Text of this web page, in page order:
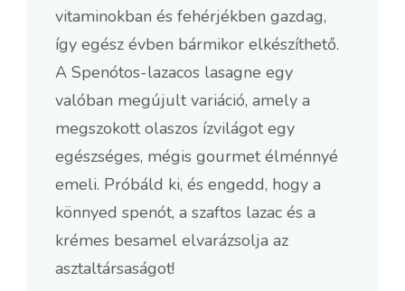
vitaminokban és fehérjékben gazdag,
így egész évben bármikor elkészíthető.
A Spenótos-lazacos lasagne egy
valóban megújult variáció, amely a
megszokott olaszos ízvilágot egy
egészséges, mégis gourmet élménnyé
emeli. Próbáld ki, és engedd, hogy a
könnyed spenót, a szaftos lazac és a
krémes besamel elvarázsolja az
asztaltársaságot!